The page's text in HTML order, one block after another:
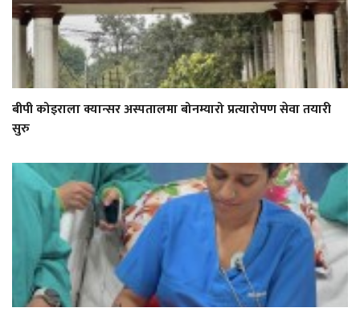
बीपी कोइराला क्यान्सर अस्पतालमा बोनम्यारो प्रत्यारोपण सेवा तयारी
सुरु